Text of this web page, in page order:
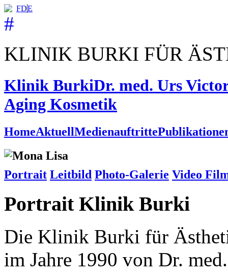
FDE
KLINIK BURKI FÜR
Klinik BurkiDr. med. Urs
Aging Kosmetik
HomeAktuellMedienauftritte
Portrait Leitbild Photo-Galerie Video
Portrait Klinik Burki
Die Klinik Burki für
im Jahre 1990 von Dr.